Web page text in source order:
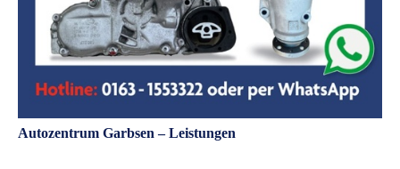
Autozentrum Garbsen – Leistungen